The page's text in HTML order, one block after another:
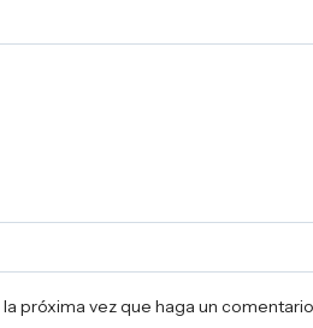
próxima vez que haga un